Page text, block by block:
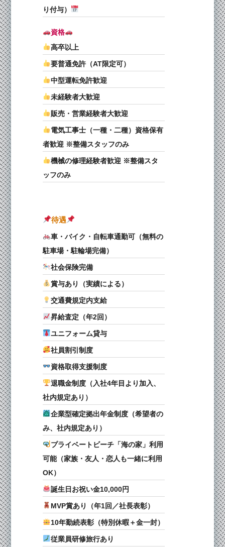
り付与）
資格
高卒以上
要普通免許（AT限定可）
中型運転免許歓迎
未経験者大歓迎
販売・営業経験者大歓迎
電気工事士（一種・二種）資格保有
者歓迎 ※整備スタッフのみ
機械の修理経験者歓迎 ※整備スタ
ッフのみ
待遇
車・バイク・自転車通勤可（無料の
駐車場・駐輪場完備）
社会保険完備
賞与あり（実績による）
交通費規定内支給
昇給査定（年2回）
ユニフォーム貸与
社員割引制度
資格取得支援制度
退職金制度（入社4年目より加入、
社内規定あり）
企業型確定拠出年金制度（希望者の
み、社内規定あり）
プライベートビーチ「海の家」利用
可能（家族・友人・恋人も一緒に利用
OK）
誕生日お祝い金10,000円
MVP賞あり（年1回／社長表彰）
10年勤続表彰（特別休暇＋金一封）
従業員研修旅行あり